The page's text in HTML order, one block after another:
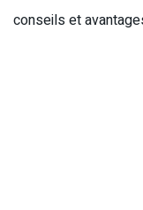
conseils et